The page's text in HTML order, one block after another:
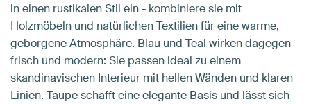
in einen rustikalen Stil ein - kombiniere sie mit
Holzmöbeln und natürlichen Textilien für eine warme,
geborgene Atmosphäre. Blau und Teal wirken dagegen
frisch und modern: Sie passen ideal zu einem
skandinavischen Interieur mit hellen Wänden und klaren
Linien. Taupe schafft eine elegante Basis und lässt sich